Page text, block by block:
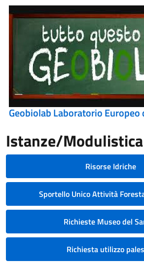
Geobiolab Laboratorio
Istanze/Modulistica
Risorse Idriche
Sportello Unico Attività
Richieste Museo del
Richiesta utilizzo